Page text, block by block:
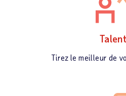
Tirez le meilleur de